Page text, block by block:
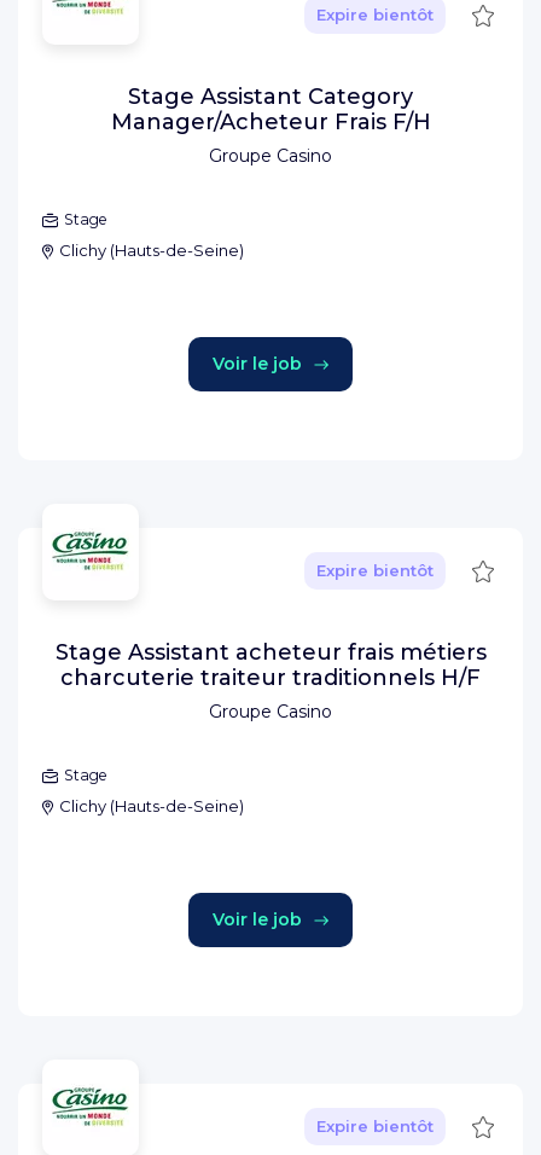
Groupe Casino
Expire bientôt
Stage Assistant Category
Manager/Acheteur Frais F/H
Stage
Clichy (Hauts-de-Seine)
Voir le job
Groupe Casino
Expire bientôt
Stage Assistant acheteur frais métiers
charcuterie traiteur traditionnels H/F
Stage
Clichy (Hauts-de-Seine)
Voir le job
Expire bientôt